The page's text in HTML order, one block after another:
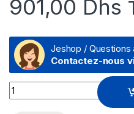
901,00 Dhs
Jeshop / Questions
Contactez-nous
Samsung Smart Book